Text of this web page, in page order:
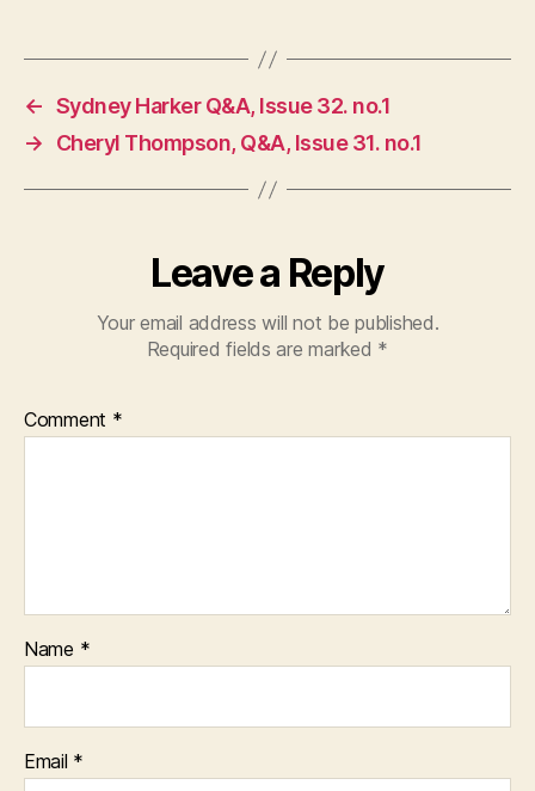
← Sydney Harker Q&A, Issue 32. no.1
→
Cheryl Thompson, Q&A, Issue 31. no.1
Leave a Reply
Your email address will not be published.
Required fields are marked *
Comment *
Name *
Email *